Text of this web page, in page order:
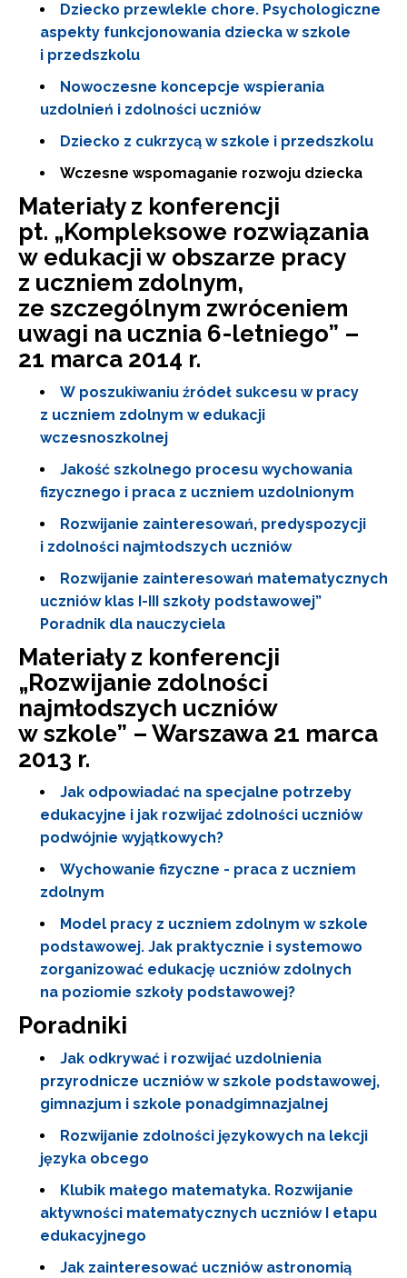
Dziecko przewlekle chore. Psychologiczne
aspekty funkcjonowania dziecka w szkole
i przedszkolu
Nowoczesne koncepcje wspierania
uzdolnień i zdolności uczniów
Dziecko z cukrzycą w szkole i przedszkolu
Wczesne wspomaganie rozwoju dziecka
Materiały z konferencji
pt. „Kompleksowe rozwiązania
w edukacji w obszarze pracy
z uczniem zdolnym,
ze szczególnym zwróceniem
uwagi na ucznia 6-letniego” –
21 marca 2014 r.
W poszukiwaniu źródeł sukcesu w pracy
z uczniem zdolnym w edukacji
wczesnoszkolnej
Jakość szkolnego procesu wychowania
fizycznego i praca z uczniem uzdolnionym
Rozwijanie zainteresowań, predyspozycji
i zdolności najmłodszych uczniów
Rozwijanie zainteresowań matematycznych
uczniów klas I-III szkoły podstawowej”
Poradnik dla nauczyciela
Materiały z konferencji
„Rozwijanie zdolności
najmłodszych uczniów
w szkole” – Warszawa 21 marca
2013 r.
Jak odpowiadać na specjalne potrzeby
edukacyjne i jak rozwijać zdolności uczniów
podwójnie wyjątkowych?
Wychowanie fizyczne - praca z uczniem
zdolnym
Model pracy z uczniem zdolnym w szkole
podstawowej. Jak praktycznie i systemowo
zorganizować edukację uczniów zdolnych
na poziomie szkoły podstawowej?
Poradniki
Jak odkrywać i rozwijać uzdolnienia
przyrodnicze uczniów w szkole podstawowej,
gimnazjum i szkole ponadgimnazjalnej
Rozwijanie zdolności językowych na lekcji
języka obcego
Klubik małego matematyka. Rozwijanie
aktywności matematycznych uczniów I etapu
edukacyjnego
Jak zainteresować uczniów astronomią
Newsletter ORE